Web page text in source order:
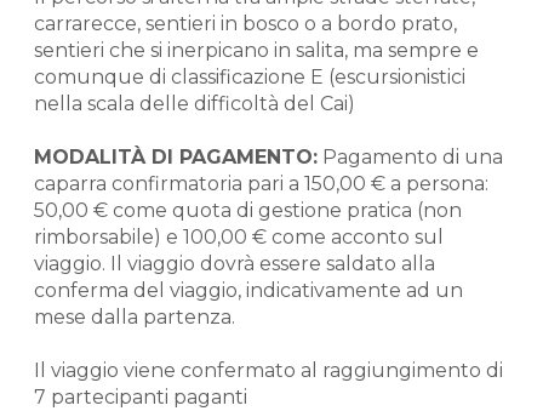
carrarecce, sentieri in bosco o a bordo prato,
sentieri che si inerpicano in salita, ma sempre e
comunque di classificazione E (escursionistici
nella scala delle difficoltà del Cai)
MODALITÀ DI PAGAMENTO: Pagamento di una
caparra confirmatoria pari a 150,00 € a persona:
50,00 € come quota di gestione pratica (non
rimborsabile) e 100,00 € come acconto sul
viaggio. Il viaggio dovrà essere saldato alla
conferma del viaggio, indicativamente ad un
mese dalla partenza.
Il viaggio viene confermato al raggiungimento di
7 partecipanti paganti